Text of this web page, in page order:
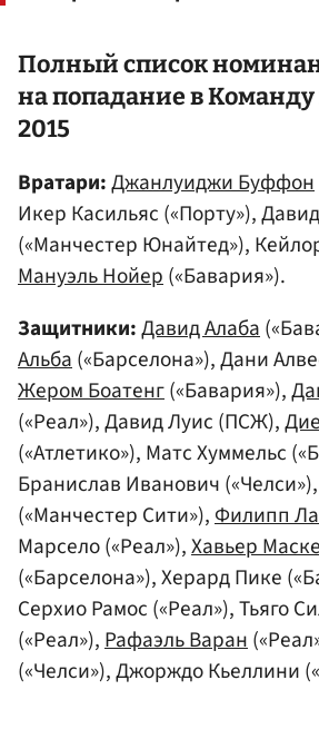
Полный список
на попадание в
2015
Вратари:Джанлуиджи Буффон
Икер Касильяс («Порту»),
(«Манчестер Юнайтед»),
Мануэль Нойер(«Бавария»).
Защитники:Давид Алаба
Альба(«Барселона»), Дани
Жером Боатенг(«Бавария»),
(«Реал»), Давид Луис (ПСЖ),
(«Атлетико»), Матс Хуммельс
Бранислав Иванович («Челси»),
(«Манчестер Сити»),Филипп
Марсело («Реал»),Хавьер
(«Барселона»), Херард Пике
Серхио Рамос («Реал»), Тьяго
(«Реал»),Рафаэль Варан
(«Челси»), Джорждо Кьеллини